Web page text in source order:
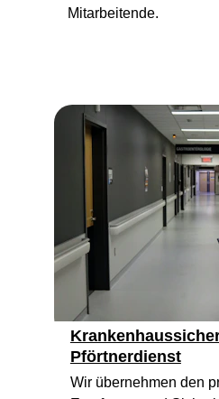
Mitarbeitende.
Wir übernehmen den
Pförtnerdienst